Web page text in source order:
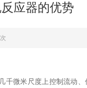
应器的优势
千微米尺度上控制流动